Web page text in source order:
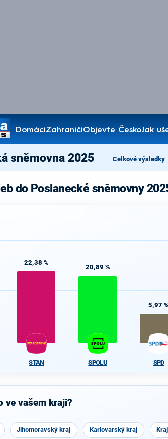
DomácíZahraničíObjevte ČeskoJak
Pořady
sněmovna 2025 Celkové výsledky
do Poslanecké sněmovny
22,38 %
STAN
20,89 %
SPOLU
5,97 %
SPD
ve vašem kraji?
Jihomoravský kraj Karlovarský kraj